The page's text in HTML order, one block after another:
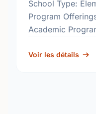
School Type:
Program
Academic
http://
Voir les détails